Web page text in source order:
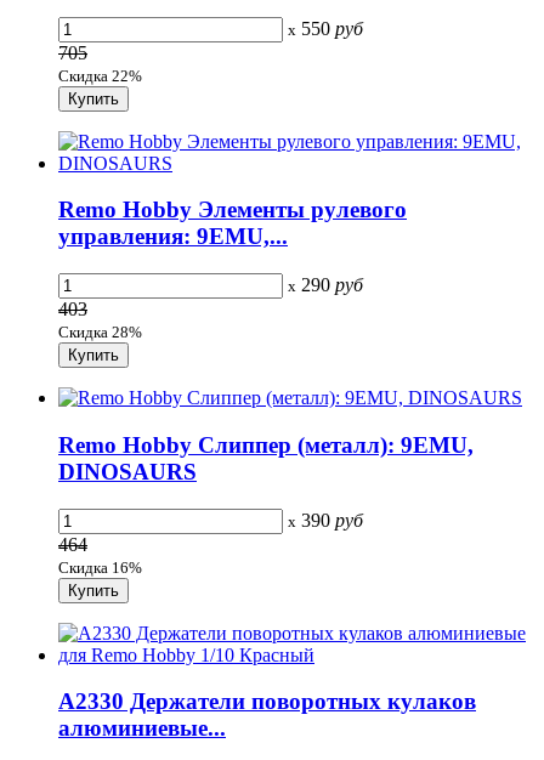
x 550 руб
705
Скидка 22%
Remo Hobby Элементы рулевого
управления: 9EMU,...
x 290 руб
403
Скидка 28%
Remo Hobby Слиппер (металл): 9EMU,
DINOSAURS
x 390 руб
464
Скидка 16%
A2330 Держатели поворотных кулаков
алюминиевые...